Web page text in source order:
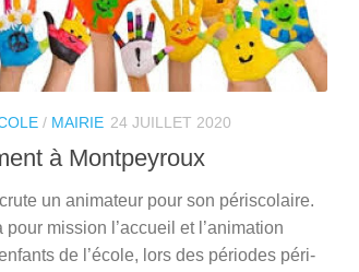
/ MAIRIE 24 JUILLET 2020
à Montpeyroux
un animateur pour son périscolaire.
pour mission l’accueil et l’animation
de l’école, lors des périodes péri-